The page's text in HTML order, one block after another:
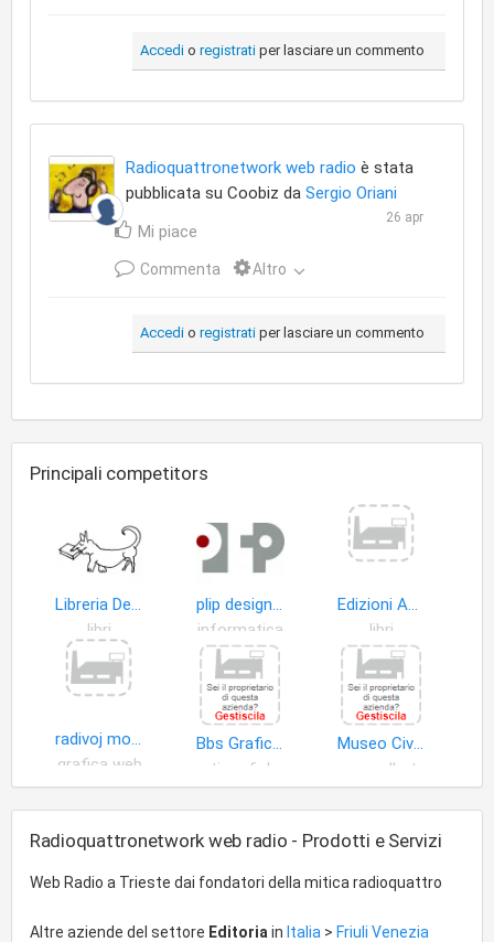
Accedi o registrati per lasciare un commento
Radioquattronetwork web radio è stata
pubblicata su Coobiz da Sergio Oriani
26 apr
Mi piace
Commenta Altro
Accedi o registrati per lasciare un commento
Principali competitors
libri
informatica
libri
grafica web
Bbs Grafica S.a.s. di Alessandra Bosich & C
arti grafiche
Museo Civico di Storia Naturale
opere d'arte
Radioquattronetwork web radio - Prodotti e Servizi
Web Radio a Trieste dai fondatori della mitica radioquattro
Altre aziende del settore Editoria in Italia > Friuli Venezia